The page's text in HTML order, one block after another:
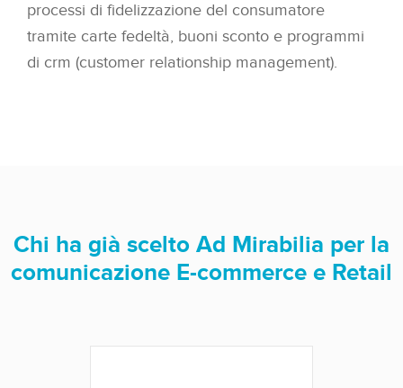
processi di fidelizzazione del consumatore
tramite carte fedeltà, buoni sconto e programmi
di crm (customer relationship management).
Chi ha già scelto Ad Mirabilia per la
comunicazione E-commerce e Retail